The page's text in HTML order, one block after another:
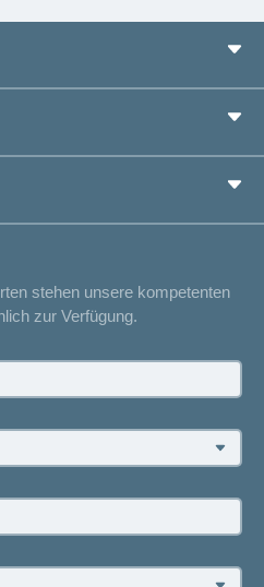
stehen unsere kompetenten
zur Verfügung.